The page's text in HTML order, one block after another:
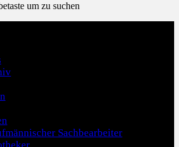
um zu suchen
Sachbearbeiter